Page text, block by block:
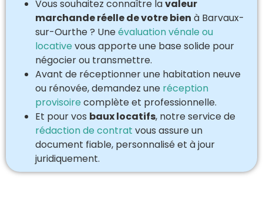
Vous souhaitez connaître lavaleur
marchande réelle de votre bien à Barvaux-
sur-Ourthe ? Uneévaluation vénale ou
locative vous apporte une base solide pour
négocier ou transmettre.
Avant de réceptionner une habitation neuve
ou rénovée, demandez une réception
provisoire complète et professionnelle.
Et pour vos baux locatifs, notre service de
rédaction de contrat vous assure un
document fiable, personnalisé et à jour
juridiquement.